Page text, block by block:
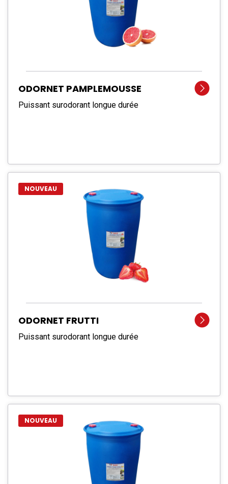
ODORNET PAMPLEMOUSSE
Puissant surodorant longue durée
NOUVEAU
ODORNET FRUTTI
Puissant surodorant longue durée
NOUVEAU